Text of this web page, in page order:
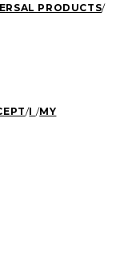
PRODUCTS/
/I /MY